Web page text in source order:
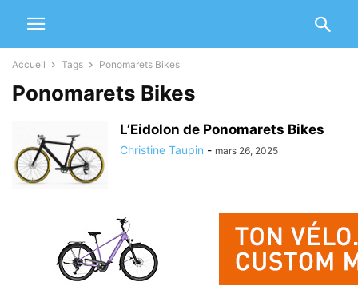
Accueil Tags Ponomarets Bikes
Ponomarets Bikes
L’Eidolon de Ponomarets Bikes
Christine Taupin - mars 26, 2025